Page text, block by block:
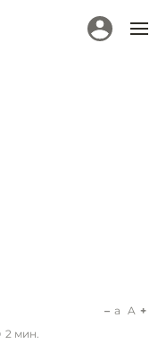
2 мин.
a A